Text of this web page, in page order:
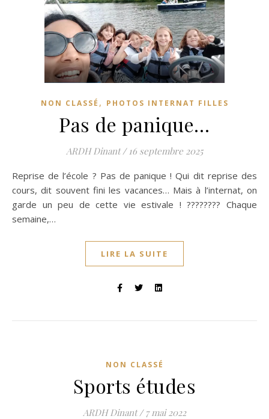
NON CLASSÉ , PHOTOS INTERNAT FILLES
Pas de panique…
ARDH Dinant / 16 septembre 2025
Reprise de l’école ? Pas de panique ! Qui dit reprise des
cours, dit souvent fini les vacances… Mais à l’internat, on
garde un peu de cette vie estivale ! ???????? Chaque
semaine,…
LIRE LA SUITE
NON CLASSÉ
Sports études
ARDH Dinant / 7 mai 2022